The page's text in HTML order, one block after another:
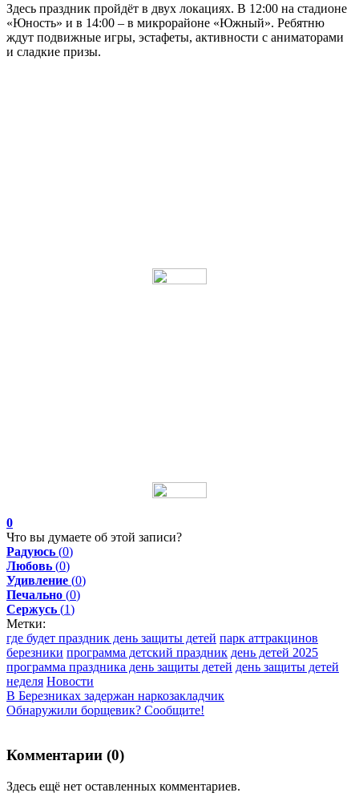
Здесь праздник пройдёт в двух локациях. В 12:00 на стадионе
«Юность» и в 14:00 – в микрорайоне «Южный». Ребятню
ждут подвижные игры, эстафеты, активности с аниматорами
и сладкие призы.
0
Что вы думаете об этой записи?
Радуюсь (0)
Любовь (0)
Удивление (0)
Печально (0)
Сержусь (1)
Метки:
где будет праздник день защиты детей парк аттракцинов
березники программа детский праздник день детей 2025
программа праздника день защиты детей день защиты детей
неделя Новости
В Березниках задержан наркозакладчик
Обнаружили борщевик? Сообщите!
Комментарии (0)
Здесь ещё нет оставленных комментариев.